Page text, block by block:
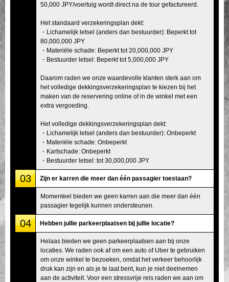
50,000 JPY/voertuig wordt direct na de tour gefactureerd.
Het standaard verzekeringsplan dekt:
・Lichamelijk letsel (anders dan bestuurder): Beperkt tot
80,000,000 JPY
・Materiële schade: Beperkt tot 20,000,000 JPY
・Bestuurder letsel: Beperkt tot 5,000,000 JPY
Daarom raden we onze waardevolle klanten sterk aan om
het volledige dekkingsverzekeringsplan te kiezen bij het
maken van de reservering online of in de winkel met een
extra vergoeding.
Het volledige dekkingsverzekeringsplan dekt:
・Lichamelijk letsel (anders dan bestuurder): Onbeperkt
・Materiële schade: Onbeperkt
・Kartschade: Onbeperkt
・Bestuurder letsel: tot 30,000,000 JPY
03 Zijn er karren die meer dan één passagier toestaan?
Momenteel bieden we geen karren aan die meer dan één
passagier tegelijk kunnen ondersteunen.
04 Hebben jullie parkeerplaatsen bij jullie locatie?
Helaas bieden we geen parkeerplaatsen aan bij onze
locaties. We raden ook af om een auto of Uber te gebruiken
om onze winkel te bezoeken, omdat het verkeer behoorlijk
druk kan zijn en als je te laat bent, kun je niet deelnemen
aan de activiteit. Voor een stressvrije reis raden we aan om